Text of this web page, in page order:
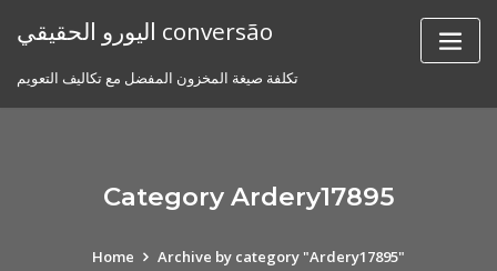
اليورو الحقيقي conversão
تكلفة صيغة المخزون المفضل مع تكاليف التعويم
Category Ardery17895
Home Archive by category "Ardery17895"